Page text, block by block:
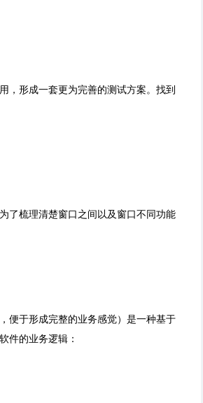
，形成一套更为完善的测试方案。 找到
了梳理清楚窗口之间以及窗口不同功能
便于形成完整的业务感觉）是一种基于
件的业务逻辑：